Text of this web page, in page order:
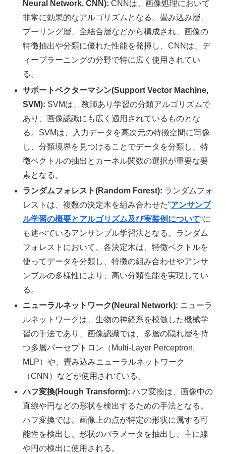
Neural Network, CNN): CNNは、画像処理において
非常に効果的なアルゴリズムとなる。畳み込み層、
プーリング層、全結合層などから構成され、画像の
特徴抽出や分類に優れた性能を発揮し、CNNは、デ
ィープラーニングの分野で特に広く使用されてい
る。
サポートベクターマシン(Support Vector Machine,
SVM): SVMは、教師あり学習の分類アルゴリズムで
あり、画像認識にも広く適用されているものとな
る。SVMは、入力データを高次元の特徴空間に写像
し、分類境界を見つけることでデータを分類し、特
徴ベクトルの抽出とカーネル関数の選択が重要な要
素となる。
ランダムフォレスト(Random Forest): ランダムフォ
レストは、複数の決定木を組み合わせた”アンサンブ
ル学習の概要とアルゴリズム及び実装例について“に
も述べているアンサンブル学習法となる。ランダム
フォレストにおいて、各決定木は、特徴ベクトルを
使ってデータを分類し、特徴の組み合わせやアンサ
ンブルの多様性により、高い分類性能を実現してい
る。
ニューラルネットワーク(Neural Network): ニューラ
ルネットワークは、生物の神経系を模倣した機械学
習の手法であり、画像認識では、多層の隠れ層を持
つ多層パーセプトロン（Multi-Layer Perceptron,
MLP）や、畳み込みニューラルネットワーク
（CNN）などが使用されている。
ハフ変換(Hough Transform): ハフ変換は、画像中の
直線や円などの形状を検出するための手法となる。
ハフ変換では、画像上の点が特定の形状に属する可
能性を検出し、形状のパラメータを抽出し、主に線
や円の検出に使用される。